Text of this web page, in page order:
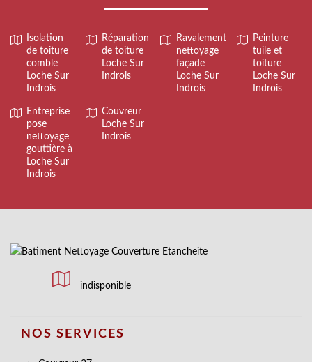
Isolation
de toiture
comble
Loche Sur
Indrois
Réparation
de toiture
Loche Sur
Indrois
Ravalement
nettoyage
façade
Loche Sur
Indrois
Peinture
tuile et
toiture
Loche Sur
Indrois
Entreprise
pose
nettoyage
gouttière à
Loche Sur
Indrois
Couvreur
Loche Sur
Indrois
indisponible
NOS SERVICES